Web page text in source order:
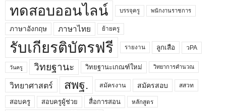
ทดสอบออนไลน์ บรรจุครู พนักงานราชการ
ภาษาอังกฤษ ภาษาไทย ย้ายครู
รับเกียรติบัตรฟรี รายงาน ลูกเสือ วPA
วันครู วิทยฐานะ วิทยฐานะเกณฑ์ใหม่ วิทยาการคำนวณ
วิทยาศาสตร์ สพฐ. สมัครงาน สมัครสอบ สสวท
สอบครู สอบครูผู้ช่วย สื่อการสอน หลักสูตร